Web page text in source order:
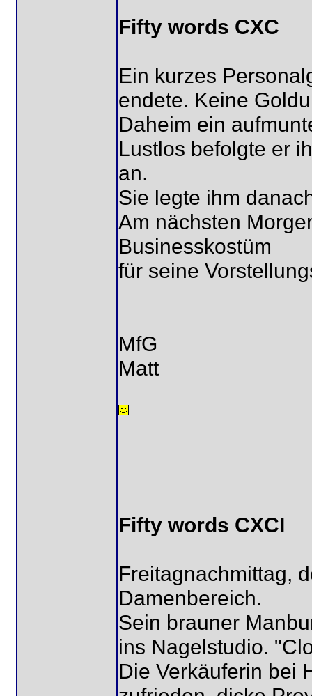
Fifty words CXC
Ein kurzes
endete. Keine
Daheim ein
Lustlos befolgte er
an.
Sie legte ihm
Am nächsten
Businesskostüm
für seine
MfG
Matt
Fifty words CXCI
Freitagnachmittag,
Damenbereich.
Sein brauner
ins Nagelstudio.
Die Verkäuferin bei